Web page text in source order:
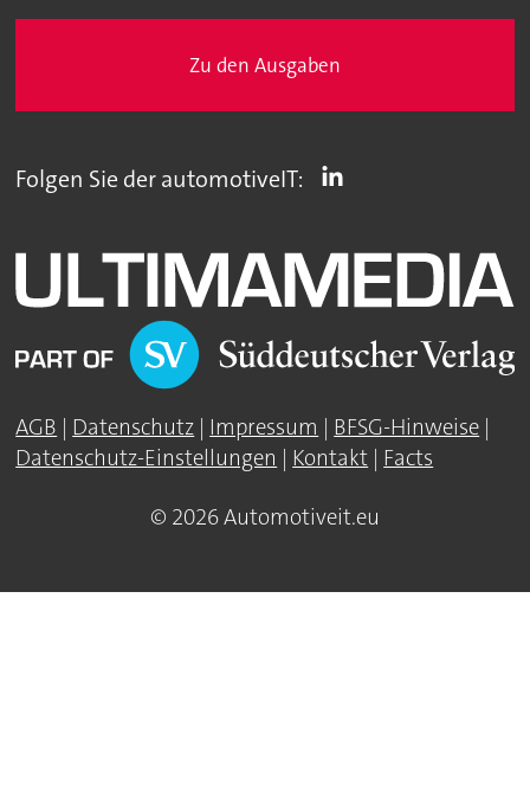
Zu den Ausgaben
Folgen Sie der automotiveIT:
AGB | Datenschutz | Impressum | BFSG-Hinweise |
Datenschutz-Einstellungen | Kontakt | Facts
© 2026 Automotiveit.eu